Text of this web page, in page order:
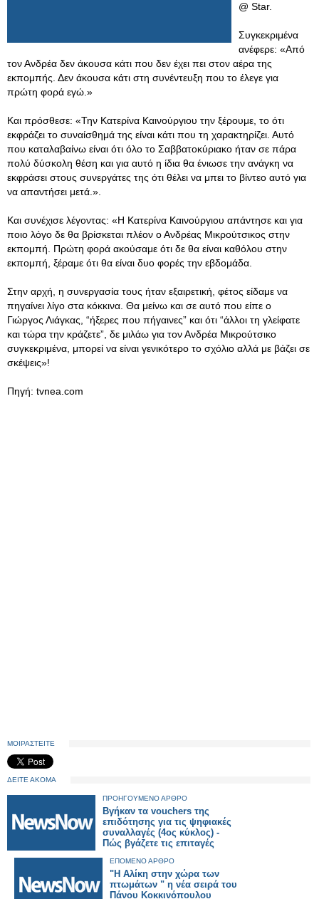
@ Star.
Συγκεκριμένα
ανέφερε: «Από
τον Ανδρέα δεν άκουσα κάτι που δεν έχει πει στον αέρα της
εκπομπής. Δεν άκουσα κάτι στη συνέντευξη που το έλεγε για
πρώτη φορά εγώ.»
Και πρόσθεσε: «Την Κατερίνα Καινούργιου την ξέρουμε, το ότι
εκφράζει το συναίσθημά της είναι κάτι που τη χαρακτηρίζει. Αυτό
που καταλαβαίνω είναι ότι όλο το Σαββατοκύριακο ήταν σε πάρα
πολύ δύσκολη θέση και για αυτό η ίδια θα ένιωσε την ανάγκη να
εκφράσει στους συνεργάτες της ότι θέλει να μπει το βίντεο αυτό για
να απαντήσει μετά.».
Και συνέχισε λέγοντας: «Η Κατερίνα Καινούργιου απάντησε και για
ποιο λόγο δε θα βρίσκεται πλέον ο Ανδρέας Μικρούτσικος στην
εκπομπή. Πρώτη φορά ακούσαμε ότι δε θα είναι καθόλου στην
εκπομπή, ξέραμε ότι θα είναι δυο φορές την εβδομάδα.
Στην αρχή, η συνεργασία τους ήταν εξαιρετική, φέτος είδαμε να
πηγαίνει λίγο στα κόκκινα. Θα μείνω και σε αυτό που είπε ο
Γιώργος Λιάγκας, “ήξερες που πήγαινες” και ότι “άλλοι τη γλείφατε
και τώρα την κράζετε”, δε μιλάω για τον Ανδρέα Μικρούτσικο
συγκεκριμένα, μπορεί να είναι γενικότερο το σχόλιο αλλά με βάζει σε
σκέψεις»!
Πηγή: tvnea.com
ΜΟΙΡΑΣΤΕΙΤΕ
ΔΕΙΤΕ ΑΚΟΜΑ
ΠΡΟΗΓΟΥΜΕΝΟ ΑΡΘΡΟ
Βγήκαν τα vouchers της
επιδότησης για τις ψηφιακές
συναλλαγές (4ος κύκλος) -
Πώς βγάζετε τις επιταγές
ΕΠΟΜΕΝΟ ΑΡΘΡΟ
"Η Αλίκη στην χώρα των
πτωμάτων " η νέα σειρά του
Πάνου Κοκκινόπουλου